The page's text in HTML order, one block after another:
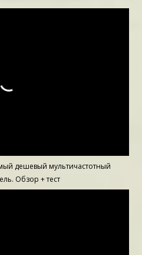
дешевый мультичастотный
Обзор + тест